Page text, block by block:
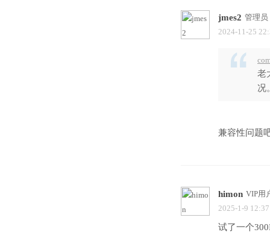
jmes2 管理员
2024-11-25
老
况
兼容性问题
himon VIP用
2025-1-9
试了一个